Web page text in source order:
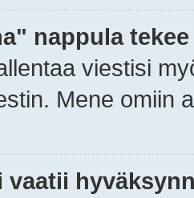
nappula
viestisi
Mene omiin
vaatii